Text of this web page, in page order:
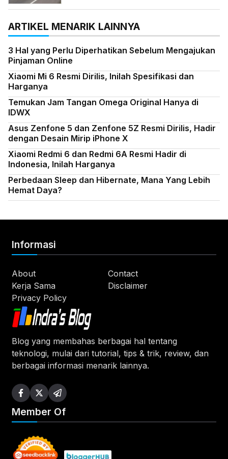
ARTIKEL MENARIK LAINNYA
3 Hal yang Perlu Diperhatikan Sebelum Mengajukan
Pinjaman Online
Xiaomi Mi 6 Resmi Dirilis, Inilah Spesifikasi dan
Harganya
Temukan Jam Tangan Omega Original Hanya di
IDWX
Asus Zenfone 5 dan Zenfone 5Z Resmi Dirilis, Hadir
dengan Desain Mirip iPhone X
Xiaomi Redmi 6 dan Redmi 6A Resmi Hadir di
Indonesia, Inilah Harganya
Perbedaan Sleep dan Hibernate, Mana Yang Lebih
Hemat Daya?
Blog yang membahas berbagai hal tentang
teknologi, mulai dari tutorial, tips & trik, review, dan
berbagai informasi menarik lainnya.
Informasi
About
Contact
Kerja Sama
Disclaimer
Privacy Policy
Member Of